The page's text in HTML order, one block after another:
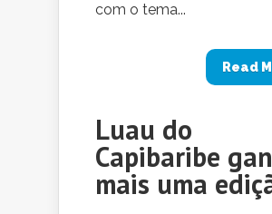
com o tema...
Read
Luau do
Capibaribe
mais uma